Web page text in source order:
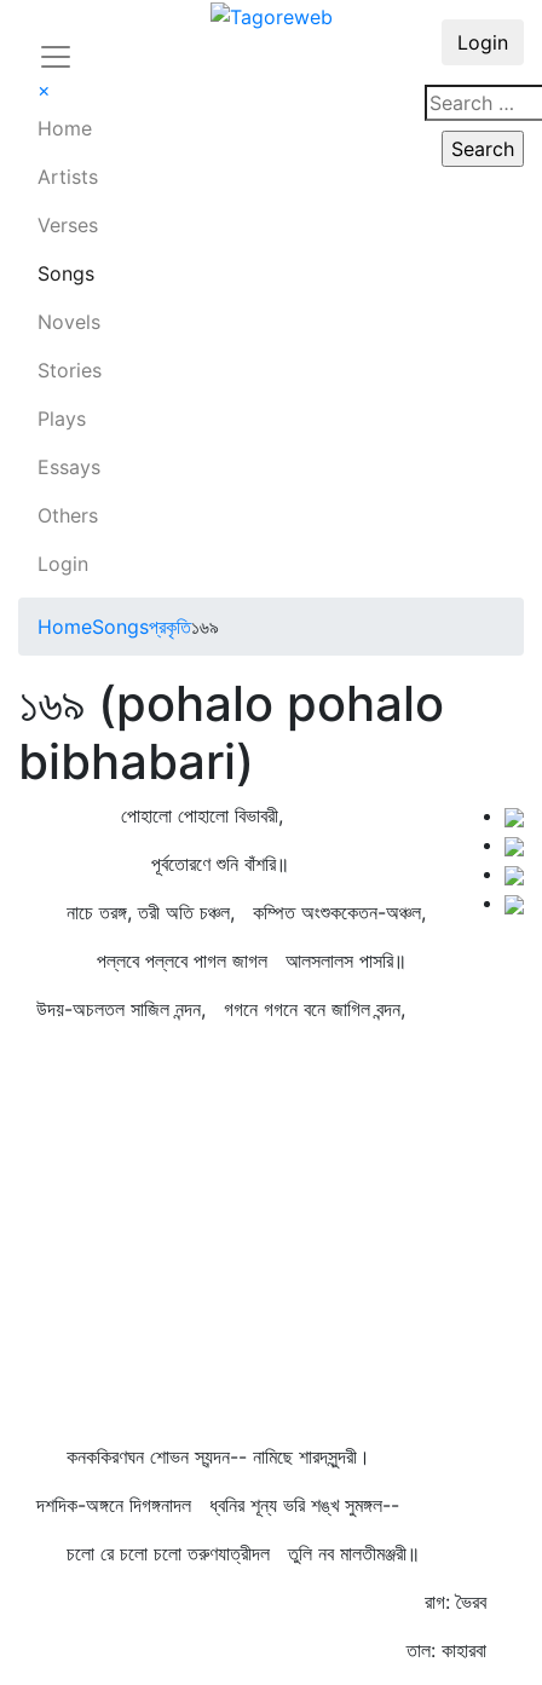
×
Home
Artists
Verses
Songs
Novels
Stories
Plays
Essays
Others
Login
Login
HomeSongsপ্রকৃতি১৬৯
১৬৯ (pohalo pohalo
bibhabari)
পোহালো পোহালো বিভাবরী,
পূর্বতোরণে শুনি বাঁশরি॥
নাচে তরঙ্গ, তরী অতি চঞ্চল, কম্পিত অংশুককেতন-অঞ্চল,
পল্লবে পল্লবে পাগল জাগল আলসলালস পাসরি॥
উদয়-অচলতল সাজিল নন্দন, গগনে গগনে বনে জাগিল বন্দন,
কনককিরণঘন শোভন স্যন্দন-- নামিছে শারদসুন্দরী।
দশদিক-অঙ্গনে দিগঙ্গনাদল ধ্বনির শূন্য ভরি শঙ্খ সুমঙ্গল--
চলো রে চলো চলো তরুণযাত্রীদল তুলি নব মালতীমঞ্জরী॥
রাগ: ভৈরব
তাল: কাহারবা